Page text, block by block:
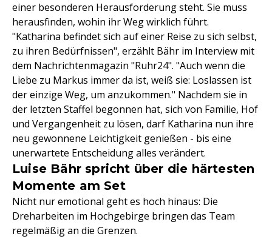
einer besonderen Herausforderung steht. Sie muss
herausfinden, wohin ihr Weg wirklich führt.
"Katharina befindet sich auf einer Reise zu sich selbst,
zu ihren Bedürfnissen", erzählt Bähr im Interview mit
dem Nachrichtenmagazin "Ruhr24". "Auch wenn die
Liebe zu Markus immer da ist, weiß sie: Loslassen ist
der einzige Weg, um anzukommen." Nachdem sie in
der letzten Staffel begonnen hat, sich von Familie, Hof
und Vergangenheit zu lösen, darf Katharina nun ihre
neu gewonnene Leichtigkeit genießen - bis eine
unerwartete Entscheidung alles verändert.
Luise Bähr spricht über die härtesten
Momente am Set
Nicht nur emotional geht es hoch hinaus: Die
Dreharbeiten im Hochgebirge bringen das Team
regelmäßig an die Grenzen.